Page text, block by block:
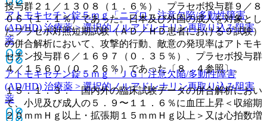
アトモキセチン錠５ｍｇ「ニプロ」注意欠陥/多動性障害
(AD/HD) 治療薬 > 選択的ノルアドレナリン再取り込み阻害
薬
アトモキセチン錠５ｍｇ「ＪＧ」注意欠陥/多動性障害
(AD/HD) 治療薬 > 選択的ノルアドレナリン再取り込み阻害
薬
投与群２１／１３０８（１．６％）、プラセボ投与群９／８
０６（１．１％）であった。日本及び外国の成人を対象とし
たプラセボ対照短期試験（ＡＤ／ＨＤ患者における９試験）
の併合解析において、攻撃的行動、敵意の発現率はアトモキ
セチン投与群６／１６９７（０．３５％）、プラセボ投与群
４／１５６０（０．２６％）であった〔８．４参照〕。
１５．１．３． 国内外の臨床試験データの併合解析におい
て、小児及び成人の５．９〜１１．６％に血圧上昇＜収縮期
２０ｍｍＨｇ以上・拡張期１５ｍｍＨｇ以上＞又は心拍数増